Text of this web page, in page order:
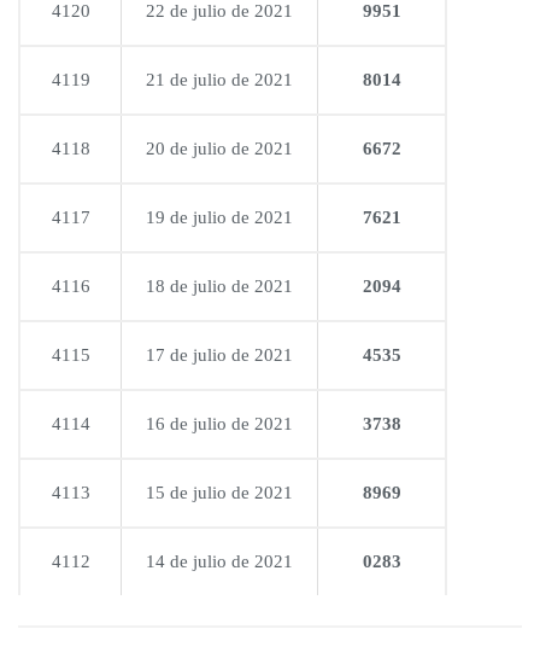
4120 22 de julio de 2021 9951
4119 21 de julio de 2021 8014
4118 20 de julio de 2021 6672
4117 19 de julio de 2021 7621
4116 18 de julio de 2021 2094
4115 17 de julio de 2021 4535
4114 16 de julio de 2021 3738
4113 15 de julio de 2021 8969
4112 14 de julio de 2021 0283